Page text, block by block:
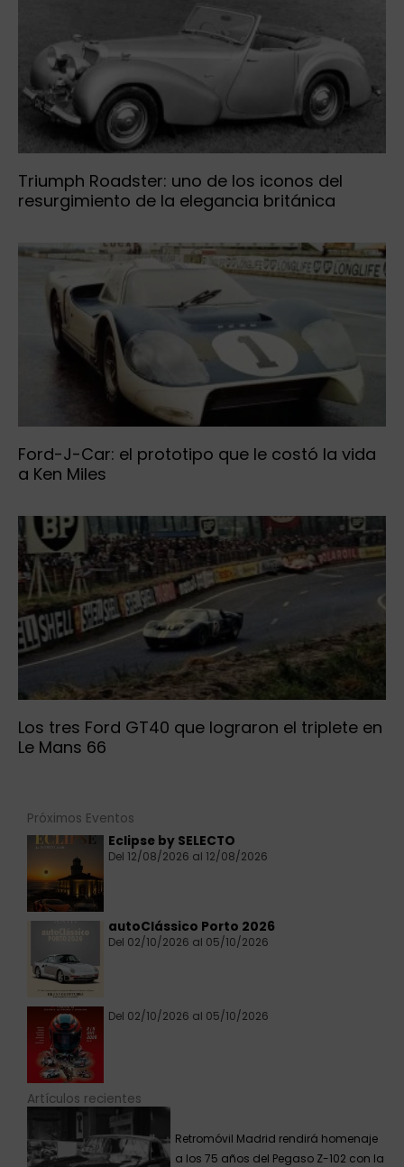
Triumph Roadster: uno de los iconos del
resurgimiento de la elegancia británica
Ford-J-Car: el prototipo que le costó la vida
a Ken Miles
Los tres Ford GT40 que lograron el triplete en
Le Mans 66
Próximos Eventos
Eclipse by SELECTO
Del 12/08/2026 al 12/08/2026
autoClássico Porto 2026
Del 02/10/2026 al 05/10/2026
Del 02/10/2026 al 05/10/2026
Artículos recientes
Retromóvil Madrid rendirá homenaje
a los 75 años del Pegaso Z-102 con la